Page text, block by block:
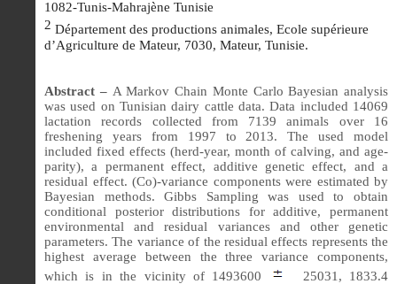
1082-Tunis-Mahrajène Tunisie
2 Département des productions animales, Ecole supérieure
d’Agriculture de Mateur, 7030, Mateur, Tunisie.
Abstract – A Markov Chain Monte Carlo Bayesian analysis
was used on Tunisian dairy cattle data. Data included 14069
lactation records collected from 7139 animals over 16
freshening years from 1997 to 2013. The used model
included fixed effects (herd-year, month of calving, and age-
parity), a permanent effect, additive genetic effect, and a
residual effect. (Co)-variance components were estimated by
Bayesian methods. Gibbs Sampling was used to obtain
conditional posterior distributions for additive, permanent
environmental and residual variances and other genetic
parameters. The variance of the residual effects represents the
highest average between the three variance components,
which is in the vicinity of 1493600
25031, 1833.4